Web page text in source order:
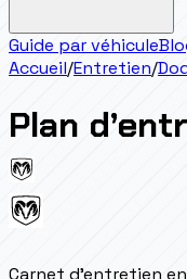
Guide par véhicule
Accueil/Entretien/
Plan
Carnet d'entretien